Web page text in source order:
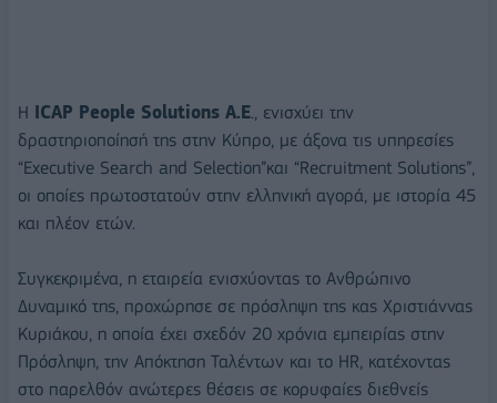
Η ICAP People Solutions A.E., ενισχύει την
δραστηριοποίησή της στην Κύπρο, με άξονα τις υπηρεσίες
“Executive Search and Selection”και “Recruitment Solutions”,
οι οποίες πρωτοστατούν στην ελληνική αγορά, με ιστορία 45
και πλέον ετών.
Συγκεκριμένα, η εταιρεία ενισχύοντας το Ανθρώπινο
Δυναμικό της, προχώρησε σε πρόσληψη της κας Χριστιάννας
Κυριάκου, η οποία έχει σχεδόν 20 χρόνια εμπειρίας στην
Πρόσληψη, την Απόκτηση Ταλέντων και το HR, κατέχοντας
στο παρελθόν ανώτερες θέσεις σε κορυφαίες διεθνείς